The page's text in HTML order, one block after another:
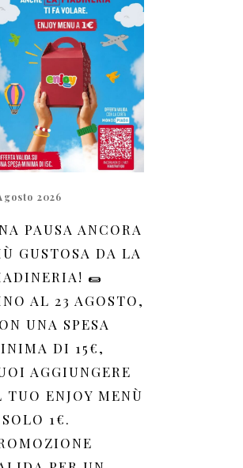
2026
PAUSA ANCORA
GUSTOSA DA LA
🌯
AL 23 AGOSTO,
UNA SPESA
DI 15€,
AGGIUNGERE
TUO ENJOY MENÙ
1€.